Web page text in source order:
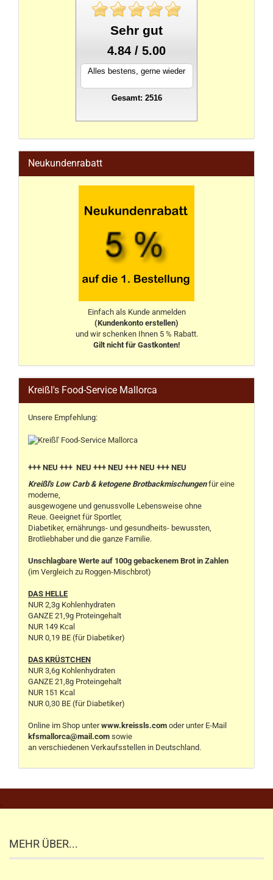
Sehr gut
4.84 / 5.00
Alles bestens, gerne wieder
Gesamt: 2516
Neukundenrabatt
Einfach als Kunde anmelden
(Kundenkonto erstellen)
und wir schenken Ihnen 5 % Rabatt.
Gilt nicht für Gastkonten!
Kreißl's Food-Service Mallorca
Unsere Empfehlung:
+++ NEU +++ NEU +++ NEU +++ NEU +++ NEU
Kreißl's Low Carb & ketogene Brotbackmischungenfür eine
moderne,
ausgewogene und genussvolle Lebensweise ohne
Reue. Geeignet für Sportler,
Diabetiker, ernährungs- und gesundheits- bewussten,
Brotliebhaber und die ganze Familie.
Unschlagbare Werte auf 100g gebackenem Brot in Zahlen
(im Vergleich zu Roggen-Mischbrot)
DAS HELLE
NUR 2,3g Kohlenhydraten
GANZE 21,9g Proteingehalt
NUR 149 Kcal
NUR 0,19 BE (für Diabetiker)
DAS KRÜSTCHEN
NUR 3,6g Kohlenhydraten
GANZE 21,8g Proteingehalt
NUR 151 Kcal
NUR 0,30 BE (für Diabetiker)
Online im Shop unterwww.kreissls.com oder unter E-Mail
kfsmallorca@mail.com sowie
an verschiedenen Verkaufsstellen in Deutschland.
.
MEHR ÜBER...